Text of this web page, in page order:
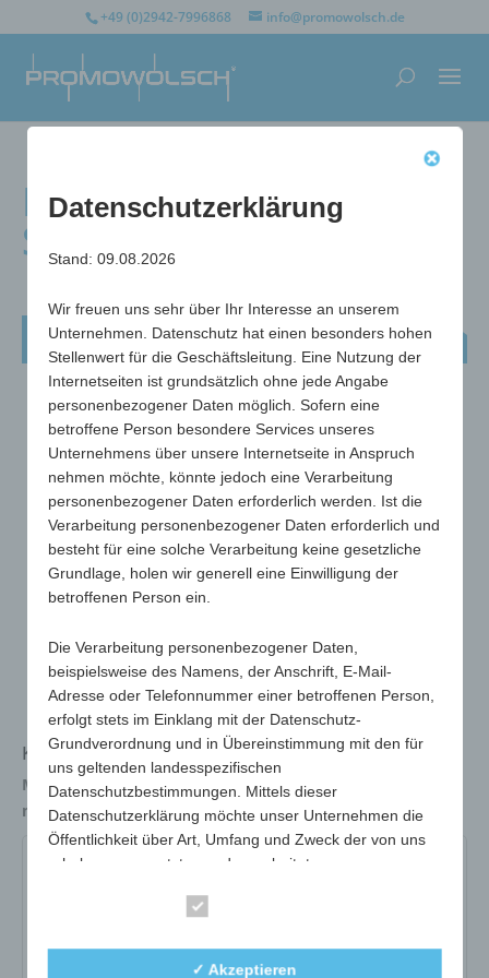
+49 (0)2942-7996868 info@promowolsch.de
Flaschenöffner Old
School
Flaschenöffner Old School
Klassisch-zeitloser Flaschenöffner
Maße
120 x 45 x 4 mm
max. Werbefläche 50 x 24 mm
Datenschutzerklärung
Stand: 09.08.2026
Wir freuen uns sehr über Ihr Interesse an unserem
Unternehmen. Datenschutz hat einen besonders hohen
Stellenwert für die Geschäftsleitung. Eine Nutzung der
Internetseiten ist grundsätzlich ohne jede Angabe
personenbezogener Daten möglich. Sofern eine
betroffene Person besondere Services unseres
Unternehmens über unsere Internetseite in Anspruch
nehmen möchte, könnte jedoch eine Verarbeitung
personenbezogener Daten erforderlich werden. Ist die
Verarbeitung personenbezogener Daten erforderlich und
besteht für eine solche Verarbeitung keine gesetzliche
Grundlage, holen wir generell eine Einwilligung der
betroffenen Person ein.
Die Verarbeitung personenbezogener Daten,
beispielsweise des Namens, der Anschrift, E-Mail-
Adresse oder Telefonnummer einer betroffenen Person,
erfolgt stets im Einklang mit der Datenschutz-
Grundverordnung und in Übereinstimmung mit den für
uns geltenden landesspezifischen
Datenschutzbestimmungen. Mittels dieser
Datenschutzerklärung möchte unser Unternehmen die
Öffentlichkeit über Art, Umfang und Zweck der von uns
erhobenen, genutzten und verarbeiteten
betroffene Personen mittels dieser Datenschutzerklärung
✓ Akzeptieren